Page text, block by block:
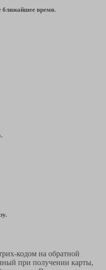
ближайшее время.
кодом на обратной
при получении карты,